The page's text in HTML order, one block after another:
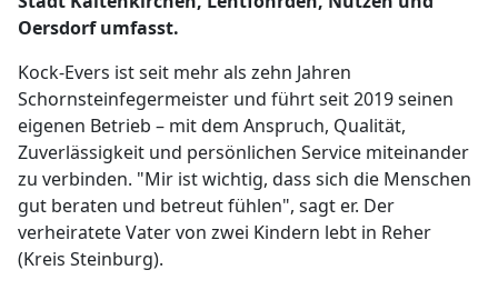
Oersdorf umfasst.
Kock-Evers ist seit mehr als zehn Jahren
Schornsteinfegermeister und führt seit 2019 seinen
eigenen Betrieb – mit dem Anspruch, Qualität,
Zuverlässigkeit und persönlichen Service miteinander
zu verbinden. "Mir ist wichtig, dass sich die Menschen
gut beraten und betreut fühlen", sagt er. Der
verheiratete Vater von zwei Kindern lebt in Reher
(Kreis Steinburg).